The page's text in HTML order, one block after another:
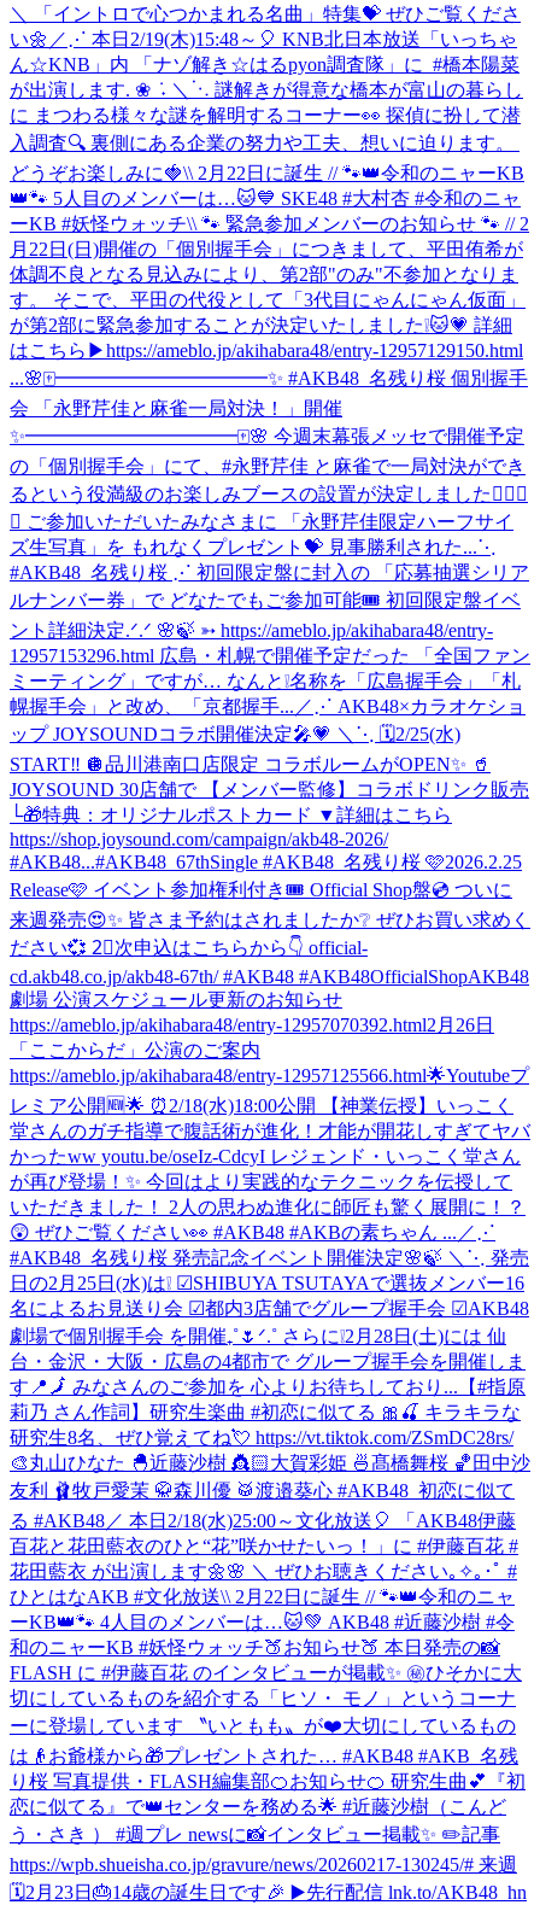
＼ 「イントロで心つかまれる名曲」特集💝 ぜひご覧くださ
い🌼 ‎／⋰ ‎本日2/19(木)15:48～🎈 ‎KNB北日本放送「いっちゃ
ん☆KNB」内 ‎「ナゾ解き☆はるpyon調査隊」に ‎ ⁦‪#橋本陽菜‬⁩
が出演します. ❀ ݁ ˖ ‎＼⋱ ‎謎解きが得意な橋本が富山の暮らし
に ‎まつわる様々な謎を解明するコーナー👀 ‎探偵に扮して潜
入調査🔍 ‎裏側にある企業の努力や工夫、想いに迫ります。 ‎
どうぞお楽しみに🍓\\ 2月22日に誕生 // 🐾👑令和のニャーKB
👑🐾 5人目のメンバーは…🐱💙 SKE48 #大村杏 #令和のニャ
ーKB #妖怪ウォッチ\\ 🐾 緊急参加メンバーのお知らせ 🐾 // 2
月22日(日)開催の「個別握手会」につきまして、平田侑希が
体調不良となる見込みにより、第2部"のみ"不参加となりま
す。 そこで、平田の代役として「3代目にゃんにゃん仮面」
が第2部に緊急参加することが決定いたしました❕🐱💗 詳細
はこちら▶https://ameblo.jp/akihabara48/entry-12957129150.html
...🌸🀄️━━━━━━━━━━━✨ #AKB48_名残り桜 個別握手
会 「永野芹佳と麻雀一局対決！」開催
✨━━━━━━━━━━━🀄️🌸 今週末幕張メッセで開催予定
の「個別握手会」にて、#永野芹佳 と麻雀で一局対決ができ
るという役満級のお楽しみブースの設置が決定しました✊🏻🎯
💖 ご参加いただいたみなさまに 「永野芹佳限定ハーフサイ
ズ生写真」を もれなくプレゼント💝 見事勝利された...⋱
#AKB48_名残り桜 ⋰ 初回限定盤に封入の 「応募抽選シリア
ルナンバー券」で どなたでもご参加可能🎟️ 初回限定盤イベ
ント詳細決定.ᐟ.ᐟ 🌸🍃 ➳ https://ameblo.jp/akihabara48/entry-
12957153296.html 広島・札幌で開催予定だった 「全国ファン
ミーティング」ですが… なんと❕名称を「広島握手会」「札
幌握手会」と改め、「京都握手... ／⋰ AKB48×カラオケショ
ップ JOYSOUNDコラボ開催決定🎤💗 ＼⋱ 🗓️2/25(水)
START‼️ 🪩品川港南口店限定 コラボルームがOPEN✨ 🥤
JOYSOUND 30店舗で 【メンバー監修】コラボドリンク販売
└🎁特典：オリジナルポストカード ▼詳細はこちら
https://shop.joysound.com/campaign/akb48-2026/
#AKB48...#AKB48_67thSingle #AKB48_名残り桜 🩷2026.2.25
Release🩷 イベント参加権利付き🎟️ Official Shop盤💿 ついに
来週発売😍✨ 皆さま予約はされましたか❔ ぜひお買い求めく
ださい💞 2⃣次申込はこちらから👇 official-
cd.akb48.co.jp/akb48-67th/ #AKB48 #AKB48OfficialShopAKB48
劇場 公演スケジュール更新のお知らせ
https://ameblo.jp/akihabara48/entry-12957070392.html2月26日
「ここからだ」公演のご案内
https://ameblo.jp/akihabara48/entry-12957125566.html🌟Youtubeプ
レミア公開🆕🌟 ⏰2/18(水)18:00公開 【神業伝授】いっこく
堂さんのガチ指導で腹話術が進化！才能が開花しすぎてヤバ
かったww youtu.be/oseIz-CdcyI レジェンド・いっこく堂さん
が再び登場！✨ 今回はより実践的なテクニックを伝授して
いただきました！ 2人の思わぬ進化に師匠も驚く展開に！？
😲 ぜひご覧ください👀 #AKB48 #AKBの素ちゃん ... ／⋰
#AKB48_名残り桜 発売記念イベント開催決定🌸🍃 ＼⋱ 発売
日の2月25日(水)は❕ ☑︎SHIBUYA TSUTAYAで選抜メンバー16
名によるお見送り会 ☑︎都内3店舗でグループ握手会 ☑︎AKB48
劇場で個別握手会 を開催₊˚🌷ᐟ.˚ さらに❕2月28日(土)には 仙
台・金沢・大阪・広島の4都市で グループ握手会を開催しま
す📍🗾 みなさんのご参加を 心よりお待ちしており... 【#指原
莉乃 さん作詞】研究生楽曲 #初恋に似てる 🎀🍒 キラキラな
研究生8名、ぜひ覚えてね💘 https://vt.tiktok.com/ZSmDC28rs/
🎨丸山ひなた 🐣近藤沙樹 👸🏻大賀彩姫 🍜髙橋舞桜 🏀田中沙
友利 🩰牧戸愛茉 🥋森川優 🥁渡邉葵心 #AKB48_初恋に似て
る #AKB48／ 本日2/18(水)25:00～文化放送🎈 「AKB48伊藤
百花と花田藍衣のひと“花”咲かせたいっ！」に #伊藤百花 #
花田藍衣 が出演します🌼🌸 ＼ ぜひお聴きください｡✧｡･ﾟ #
ひとはなAKB #文化放送\\ 2月22日に誕生 // 🐾👑令和のニャ
ーKB👑🐾 4人目のメンバーは…🐱💚 AKB48 #近藤沙樹 #令
和のニャーKB #妖怪ウォッチ🍑お知らせ🍑 本日発売の📸
FLASH に #伊藤百花 のインタビューが掲載✨ ㊙️ひそかに大
切にしているものを紹介する「ヒソ・ モノ」というコーナ
ーに登場しています 〝いともも〟が❤️大切にしているもの
は👴お爺様から🎁プレゼントされた… #AKB48 #AKB_名残
り桜 写真提供・FLASH編集部🍊お知らせ🍊 研究生曲💕『初
恋に似てる』で👑センターを務める🌟 #近藤沙樹（こんど
う・さき ） #週プレ newsに📸インタビュー掲載✨ ✏️記事
https://wpb.shueisha.co.jp/gravure/news/20260217-130245/# 来週
🗓2月23日🎂14歳の誕生日です🎉 ▶️先行配信 lnk.to/AKB48_hn